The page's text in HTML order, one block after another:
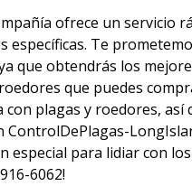
ofrece un servicio
específicas. Te
que obtendrás los
que puedes
con plagas y roedores,
ControlDePlagas-
especial para lidiar con
6062!